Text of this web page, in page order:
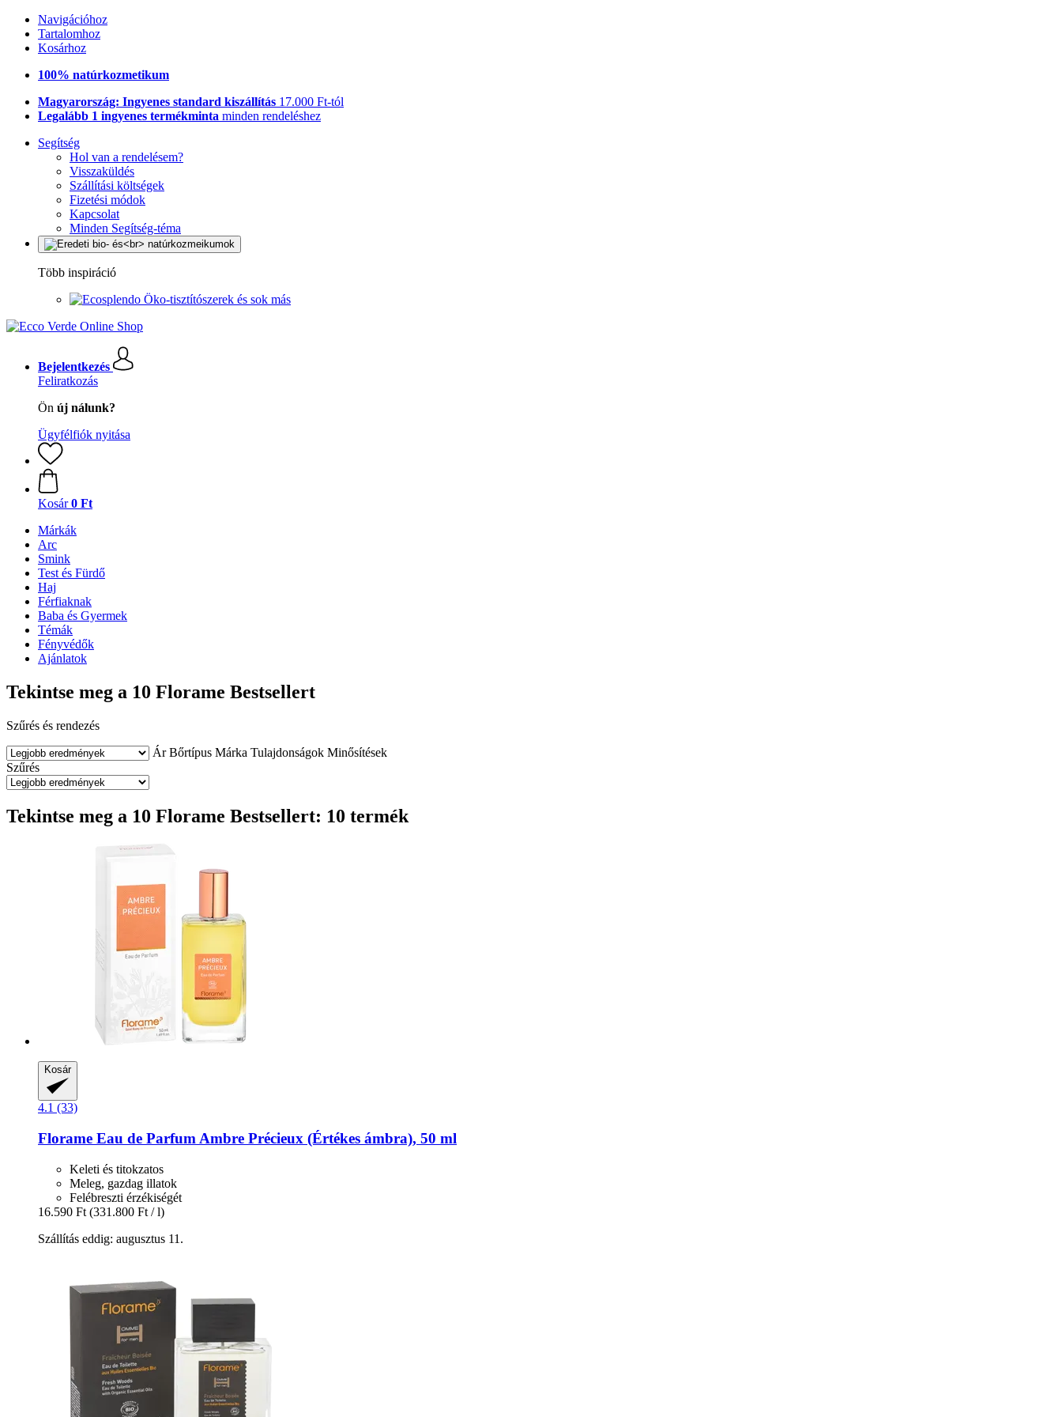
Navigációhoz
Tartalomhoz
Kosárhoz
100% natúrkozmetikum
Magyarország: Ingyenes standard kiszállítás 17.000 Ft-tól
Legalább 1 ingyenes termékminta minden rendeléshez
Segítség
Hol van a rendelésem?
Visszaküldés
Szállítási költségek
Fizetési módok
Kapcsolat
Minden Segítség-téma
Több inspiráció
Öko-tisztítószerek és sok más
Bejelentkezés
Feliratkozás
Ön új nálunk?
Ügyfélfiók nyitása
Kosár 0 Ft
Márkák
Arc
Smink
Test és Fürdő
Haj
Férfiaknak
Baba és Gyermek
Témák
Fényvédők
Ajánlatok
Tekintse meg a 10 Florame Bestsellert
Szűrés és rendezés
Ár Bőrtípus Márka Tulajdonságok Minősítések
Szűrés
Tekintse meg a 10 Florame Bestsellert: 10 termék
Kosár
4.1 (33)
Florame Eau de Parfum Ambre Précieux (Értékes ámbra), 50 ml
Keleti és titokzatos
Meleg, gazdag illatok
Felébreszti érzékiségét
16.590 Ft (331.800 Ft / l)
Szállítás eddig: augusztus 11.